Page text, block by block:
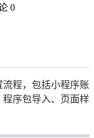
0
程，包括小程序账
序包导入、页面样